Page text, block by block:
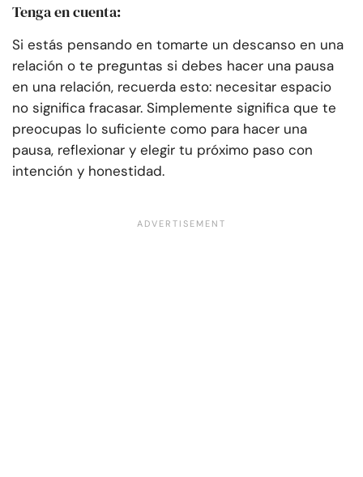
Tenga en cuenta:
Si estás pensando en tomarte un descanso en una
relación o te preguntas si debes hacer una pausa
en una relación, recuerda esto: necesitar espacio
no significa fracasar. Simplemente significa que te
preocupas lo suficiente como para hacer una
pausa, reflexionar y elegir tu próximo paso con
intención y honestidad.